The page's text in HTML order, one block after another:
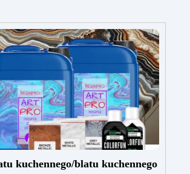
kuchennego/blatu kuchennego